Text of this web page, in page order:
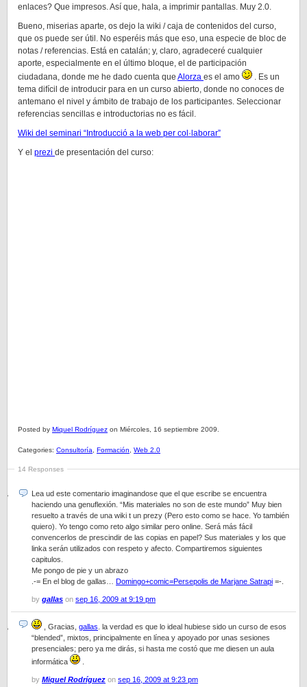
enlaces? Que impresos. Así que, hala, a imprimir pantallas. Muy 2.0.
Bueno, miserias aparte, os dejo la wiki / caja de contenidos del curso,
que os puede ser útil. No esperéis más que eso, una especie de bloc de
notas / referencias. Está en catalán; y, claro, agradeceré cualquier
aporte, especialmente en el último bloque, el de participación
ciudadana, donde me he dado cuenta que Alorza es el amo
. Es un
tema difícil de introducir para en un curso abierto, donde no conoces de
antemano el nivel y ámbito de trabajo de los participantes. Seleccionar
referencias sencillas e introductorias no es fácil.
Wiki del seminari “Introducció a la web per col·laborar”
Y el prezi de presentación del curso:
Posted by Miquel Rodríguez on Miércoles, 16 septiembre 2009.
Categories: Consultoría Formación Web 2.0
14 Responses
Lea ud este comentario imaginandose que el que escribe se encuentra
haciendo una genuflexión. “Mis materiales no son de este mundo” Muy bien
resuelto a través de una wiki t un prezy (Pero esto como se hace. Yo también
quiero). Yo tengo como reto algo similar pero online. Será más fácil
convencerlos de prescindir de las copias en papel? Sus materiales y los que
linka serán utilizados con respeto y afecto. Compartiremos siguientes
capitulos.
Me pongo de pie y un abrazo
.-= En el blog de gallas… Domingo+comic=Persepolis de Marjane Satrapi =-.
by gallas on sep 16, 2009 at 9:19 pm
, Gracias, gallas . la verdad es que lo ideal hubiese sido un curso de esos
“blended”, mixtos, principalmente en línea y apoyado por unas sesiones
presenciales; pero ya me dirás, si hasta me costó que me diesen un aula
informática
by Miquel Rodríguez on sep 16, 2009 at 9:23 pm